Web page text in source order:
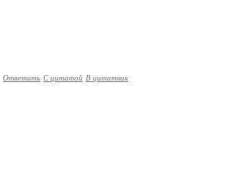
Ответить С цитатой В цитатник